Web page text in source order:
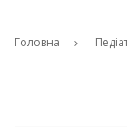
Головна